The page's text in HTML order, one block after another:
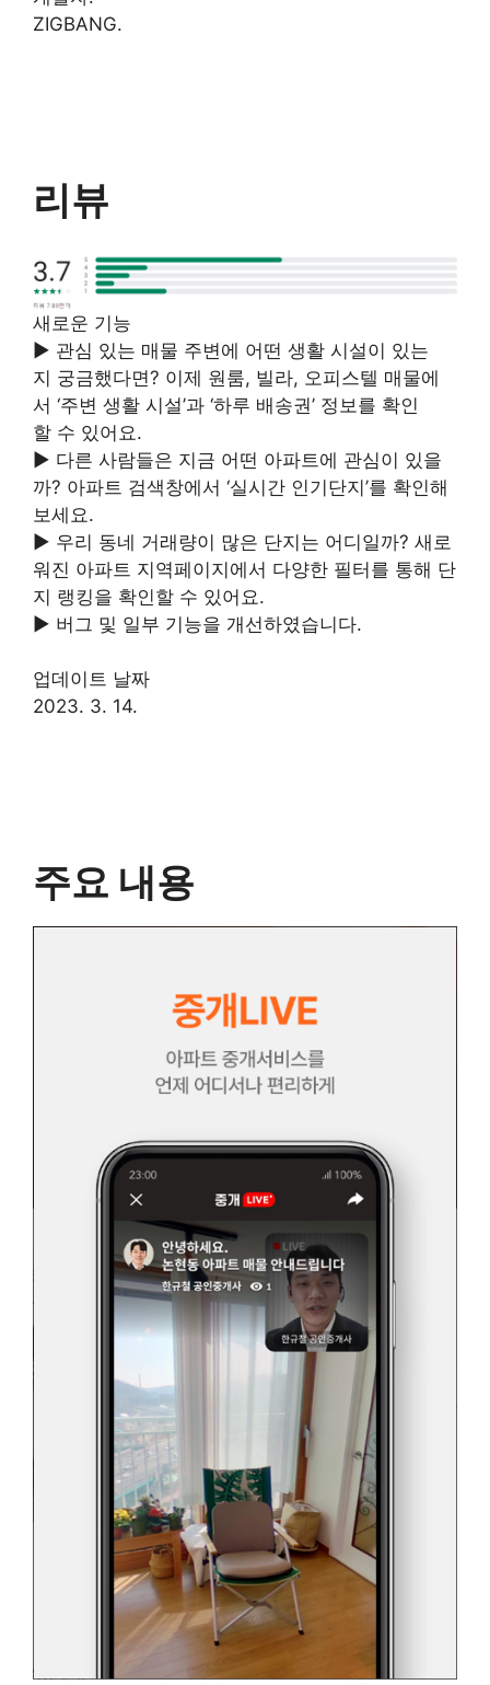
ZIGBANG.
리뷰
새로운 기능
▶ 관심 있는 매물 주변에 어떤 생활 시설이 있는
지 궁금했다면? 이제 원룸, 빌라, 오피스텔 매물에
서 ‘주변 생활 시설’과 ‘하루 배송권’ 정보를 확인
할 수 있어요.
▶ 다른 사람들은 지금 어떤 아파트에 관심이 있을
까? 아파트 검색창에서 ‘실시간 인기단지’를 확인해
보세요.
▶ 우리 동네 거래량이 많은 단지는 어디일까? 새로
워진 아파트 지역페이지에서 다양한 필터를 통해 단
지 랭킹을 확인할 수 있어요.
▶ 버그 및 일부 기능을 개선하였습니다.
업데이트 날짜
2023. 3. 14.
주요 내용